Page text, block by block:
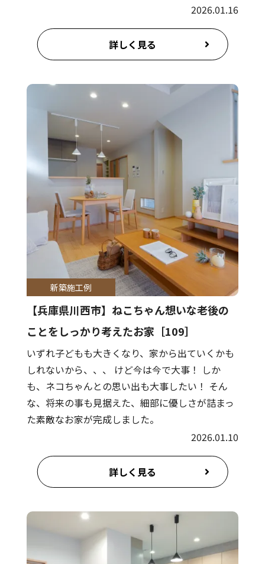
2026.01.16
詳しく見る
新築施工例
【兵庫県川西市】ねこちゃん想いな老後の
ことをしっかり考えたお家［109］
いずれ子どもも大きくなり、家から出ていくかも
しれないから、、、 けど今は今で大事！ しか
も、ネコちゃんとの思い出も大事したい！ そん
な、将来の事も見据えた、細部に優しさが詰まっ
た素敵なお家が完成しました。
2026.01.10
詳しく見る